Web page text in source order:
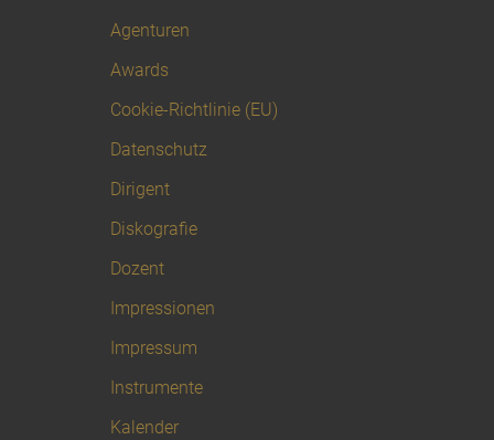
Agenturen
Awards
Cookie-Richtlinie (EU)
Datenschutz
Dirigent
Diskografie
Dozent
Impressionen
Impressum
Instrumente
Kalender